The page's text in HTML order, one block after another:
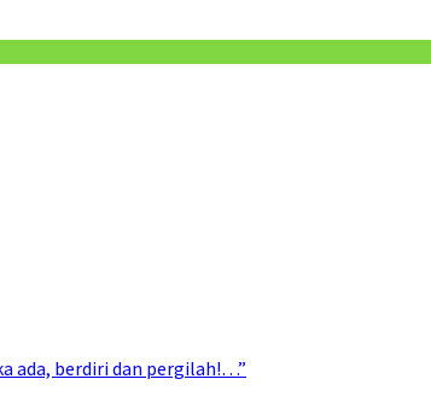
ada, berdiri dan pergilah!…”